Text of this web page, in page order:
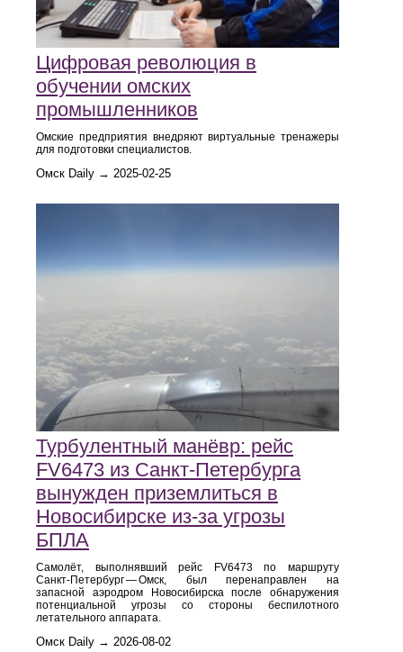
Цифровая революция в
обучении омских
промышленников
Омские предприятия внедряют виртуальные тренажеры
для подготовки специалистов.
Омск Daily → 2025-02-25
Турбулентный манёвр: рейс
FV6473 из Санкт‑Петербурга
вынужден приземлиться в
Новосибирске из‑за угрозы
БПЛА
Самолёт, выполнявший рейс FV6473 по маршруту
Санкт‑Петербург — Омск, был перенаправлен на
запасной аэродром Новосибирска после обнаружения
потенциальной угрозы со стороны беспилотного
летательного аппарата.
Омск Daily → 2026-08-02